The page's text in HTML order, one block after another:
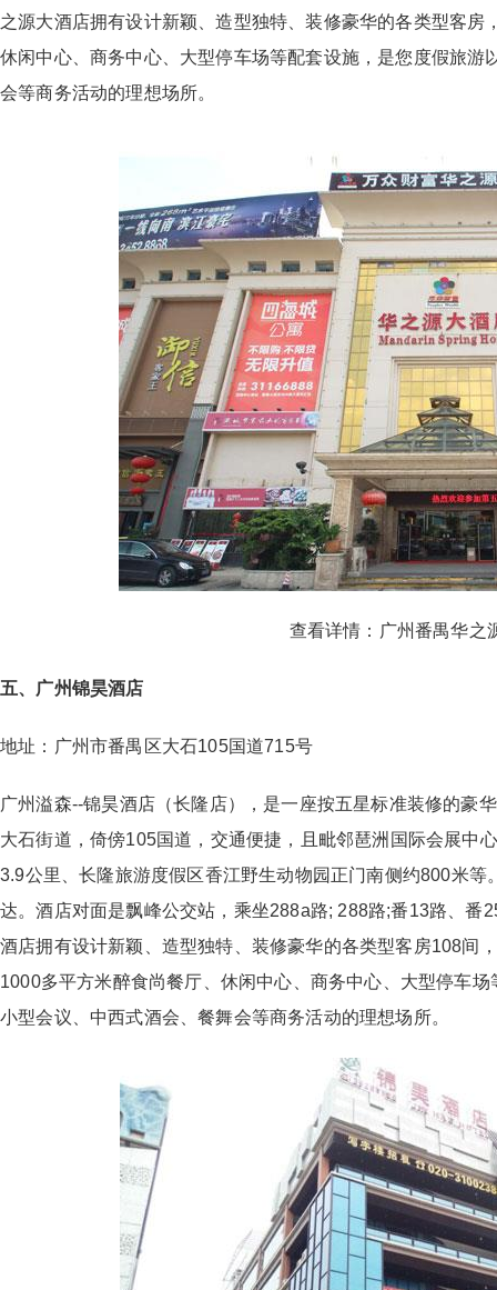
之源大酒店拥有设计新颖、造型独特、装修豪华的各类型客
休闲中心、商务中心、大型停车场等配套设施，是您度假旅游
会等商务活动的理想场所。
查看详情： 广州番禺华之
五、广州锦昊酒店
地址：广州市番禺区大石105国道715号
广州溢森--锦昊酒店（长隆店），是一座按五星标准装修的豪
大石街道，倚傍105国道，交通便捷，且毗邻琶洲国际会展中
3.9公里、长隆旅游度假区香江野生动物园正门南侧约800米
达。酒店对面是飘峰公交站，乘坐288a路; 288路;番13路、番
酒店拥有设计新颖、造型独特、装修豪华的各类型客房108间
1000多平方米醉食尚餐厅、休闲中心、商务中心、大型停车
小型会议、中西式酒会、餐舞会等商务活动的理想场所。